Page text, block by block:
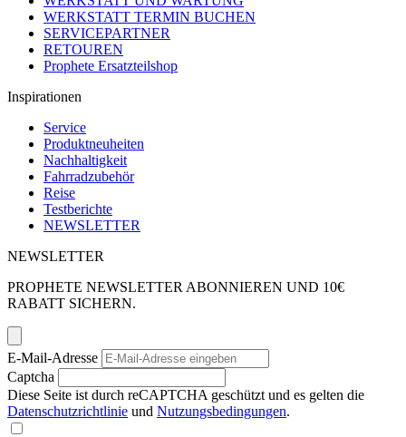
WERKSTATT TERMIN BUCHEN
SERVICEPARTNER
RETOUREN
Prophete Ersatzteilshop
Inspirationen
Service
Produktneuheiten
Nachhaltigkeit
Fahrradzubehör
Reise
Testberichte
NEWSLETTER
NEWSLETTER
PROPHETE NEWSLETTER ABONNIEREN UND 10€
RABATT SICHERN.
E-Mail-Adresse
Captcha
Diese Seite ist durch reCAPTCHA geschützt und es gelten die
Datenschutzrichtlinie und Nutzungsbedingungen.